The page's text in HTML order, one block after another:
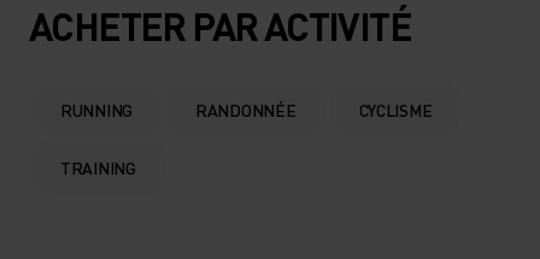
ACHETER PAR ACTIVITÉ
RUNNING RANDONNÉE CYCLISME
TRAINING